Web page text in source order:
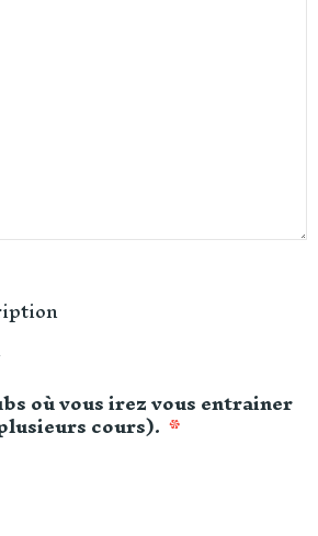
où vous irez vous entrainer
cours).